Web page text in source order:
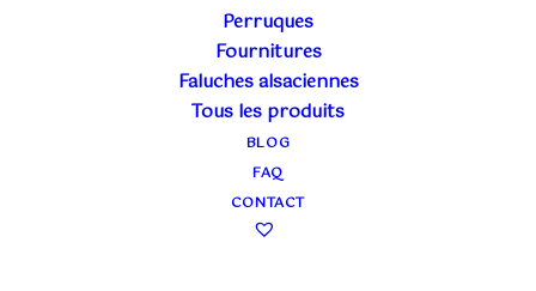
Perruques
Fournitures
Faluches alsaciennes
Tous les produits
BLOG
FAQ
CONTACT
80,00€Plage
50,00€
TTC
La location en boutique (50€) couvre 3 jours
ouvrés ou un week-end. Pris et ramené à la
boutique. Retouches et nettoyage inclus.